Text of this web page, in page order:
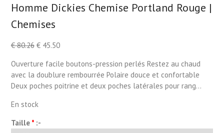
Homme Dickies Chemise Portland Rouge |
Chemises
€80.26 €45.50
Ouverture facile boutons-pression perlés Restez au chaud
avec la doublure rembourrée Polaire douce et confortable
Deux poches poitrine et deux poches latérales pour rang…
En stock
Taille *:-